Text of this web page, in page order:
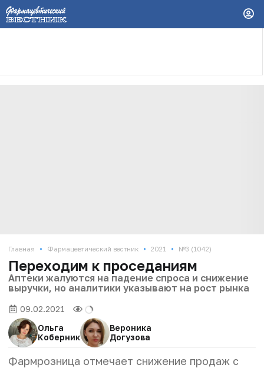
Главная • Фармацевтический вестник • 2021 • №3 (1042)
Переходим к проседаниям
Аптеки жалуются на падение спроса и снижение
выручки, но аналитики указывают на рост рынка
09.02.2021
Ольга
Коберник
Вероника
Догузова
Фармрозница отмечает снижение продаж с